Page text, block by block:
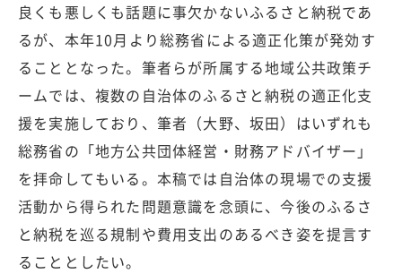
良くも悪しくも話題に事欠かないふるさと納税であ
るが、本年10月より総務省による適正化策が発効す
ることとなった。筆者らが所属する地域公共政策チ
ームでは、複数の自治体のふるさと納税の適正化支
援を実施しており、筆者（大野、坂田）はいずれも
総務省の「地方公共団体経営・財務アドバイザー」
を拝命してもいる。本稿では自治体の現場での支援
活動から得られた問題意識を念頭に、今後のふるさ
と納税を巡る規制や費用支出のあるべき姿を提言す
ることとしたい。